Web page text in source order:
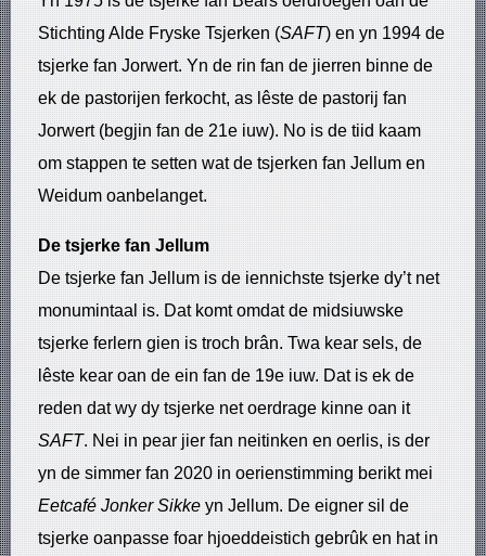
Stichting Alde Fryske Tsjerken (SAFT) en yn 1994 de
tsjerke fan Jorwert. Yn de rin fan de jierren binne de
ek de pastorijen ferkocht, as lêste de pastorij fan
Jorwert (begjin fan de 21e iuw). No is de tiid kaam
om stappen te setten wat de tsjerken fan Jellum en
Weidum oanbelanget.
De tsjerke fan Jellum
De tsjerke fan Jellum is de iennichste tsjerke dy’t net
monumintaal is. Dat komt omdat de midsiuwske
tsjerke ferlern gien is troch brân. Twa kear sels, de
lêste kear oan de ein fan de 19e iuw. Dat is ek de
reden dat wy dy tsjerke net oerdrage kinne oan it
SAFT. Nei in pear jier fan neitinken en oerlis, is der
yn de simmer fan 2020 in oerienstimming berikt mei
Eetcafé Jonker Sikke yn Jellum. De eigner sil de
tsjerke oanpasse foar hjoeddeistich gebrûk en hat in